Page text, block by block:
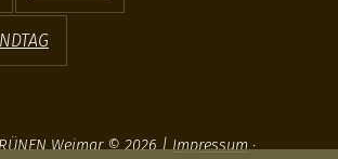
Weimar © 2026 |Impressum·